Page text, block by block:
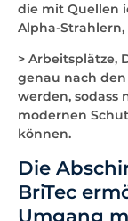
die mit Quellen
Alpha-
> Arbeitsplätze,
genau nach
werden, sodass
modernen
können.
Die
BriTec
Umgang